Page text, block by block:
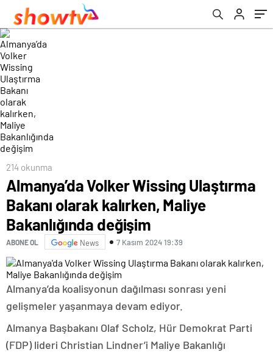
214 okunma
Almanya’da Volker Wissing Ulaştırma
Bakanı olarak kalırken, Maliye
Bakanlığında değişim
ABONE OL News 7 Kasım 2024 19:39
Almanya’da koalisyonun dağılması sonrası yeni
gelişmeler yaşanmaya devam ediyor.
Almanya Başbakanı Olaf Scholz, Hür Demokrat Parti
(FDP) lideri Christian Lindner’i Maliye Bakanlığı